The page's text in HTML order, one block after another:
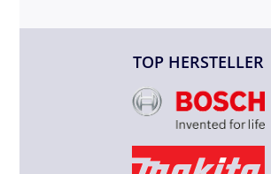
TOP HERSTELLER